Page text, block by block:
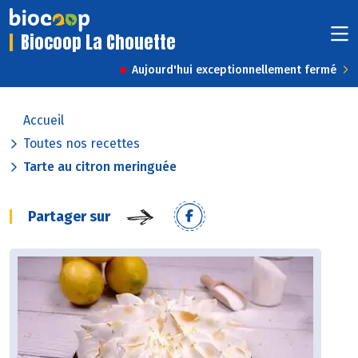
Biocoop La Chouette
Aujourd'hui exceptionnellement fermé
Accueil
Toutes nos recettes
Tarte au citron meringuée
Partager sur